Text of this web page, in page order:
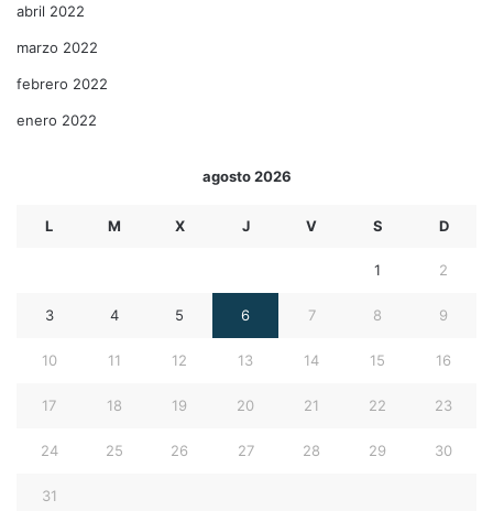
abril 2022
marzo 2022
febrero 2022
enero 2022
agosto 2026
L M X J V S D
1 2
3 4 5 6 7 8 9
10 11 12 13 14 15 16
17 18 19 20 21 22 23
24 25 26 27 28 29 30
31